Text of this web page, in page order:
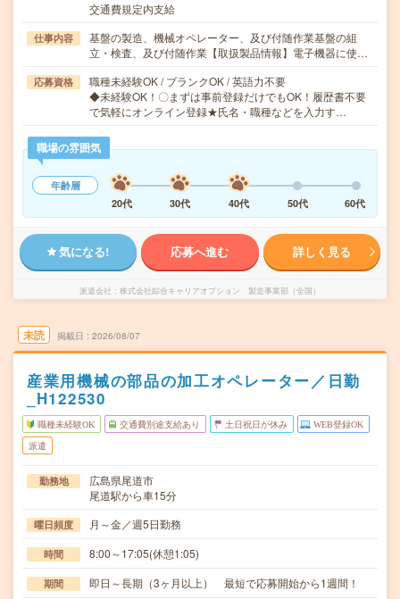
交通費規定内支給
仕事内容
基盤の製造、機械オペレーター、及び付随作業基盤の組
立・検査、及び付随作業【取扱製品情報】電子機器に使…
応募資格
職種未経験OK / ブランクOK / 英語力不要
◆未経験OK！〇まずは事前登録だけでもOK！履歴書不要
で気軽にオンライン登録★氏名・職種などを入力す…
職場の雰囲気
年齢層
20代
30代 40代 50代 60代
気になる! 応募へ進む 詳しく見る
派遣会社 株式会社綜合キャリアオプション 製造事業部（全国）
未読 掲載日 2026/08/07
産業用機械の部品の加工オペレーター／日勤
_H122530
職種未経験OK 交通費別途支給あり 土日祝日が休み WEB登録OK
派遣
勤務地
広島県尾道市
尾道駅から車15分
曜日頻度 月～金／週5日勤務
時間 8:00～17:05(休憩1:05)
期間 即日～長期（3ヶ月以上） 最短で応募開始から1週間！